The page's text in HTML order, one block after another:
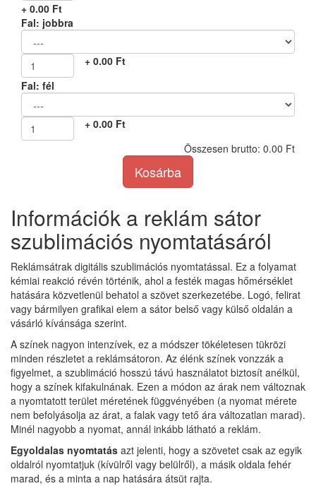
+ 0.00 Ft
Fal: jobbra
+ 0.00Ft
Fal: fél
+ 0.00Ft
Összesen brutto: 0.00 Ft
Kosárba
Információk a reklám sátor
szublimációs nyomtatásáról
Reklámsátrak digitális szublimációs nyomtatással. Ez a folyamat
kémiai reakció révén történik, ahol a festék magas hőmérséklet
hatására közvetlenül behatol a szövet szerkezetébe. Logó, felirat
vagy bármilyen grafikai elem a sátor belső vagy külső oldalán a
vásárló kívánsága szerint.
A színek nagyon intenzívek, ez a módszer tökéletesen tükrözi
minden részletet a reklámsátoron. Az élénk színek vonzzák a
figyelmet, a szublimáció hosszú távú használatot biztosít anélkül,
hogy a színek kifakulnának. Ezen a módon az árak nem változnak
a nyomtatott terület méretének függvényében (a nyomat mérete
nem befolyásolja az árat, a falak vagy tető ára változatlan marad).
Minél nagyobb a nyomat, annál inkább látható a reklám.
Egyoldalas nyomtatás azt jelenti, hogy a szövetet csak az egyik
oldalról nyomtatjuk (kívülről vagy belülről), a másik oldala fehér
marad, és a minta a nap hatására átsüt rajta.